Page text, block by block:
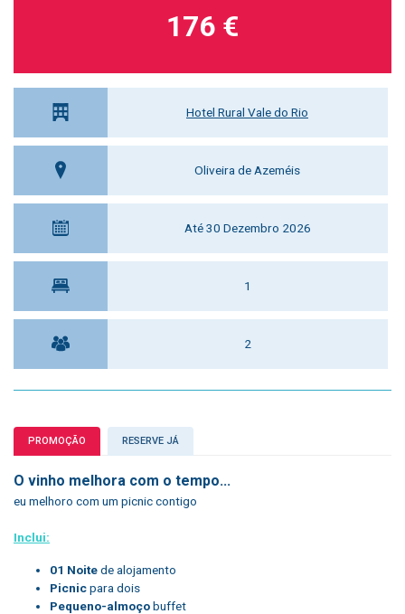
Hotel Rural Vale do Rio
Oliveira de Azeméis
Até 30 Dezembro 2026
1
2
176 €
PROMOÇÃO RESERVE JÁ
O vinho melhora com o tempo...
eu melhoro com um picnic contigo
Inclui:
01 Noitede alojamento
Picnicpara dois
Pequeno-almoçobuffet